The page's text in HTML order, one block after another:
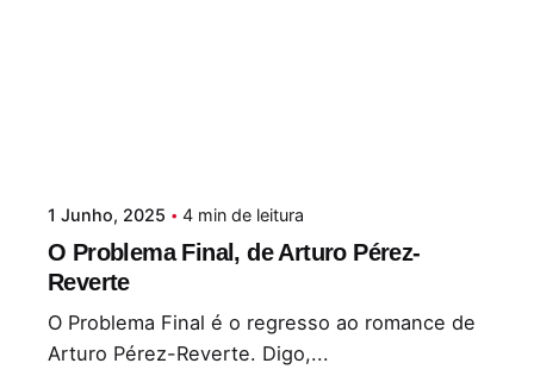
1 Junho, 2025 4 min de leitura
O Problema Final, de Arturo Pérez-
Reverte
O Problema Final é o regresso ao romance de
Arturo Pérez-Reverte. Digo,...